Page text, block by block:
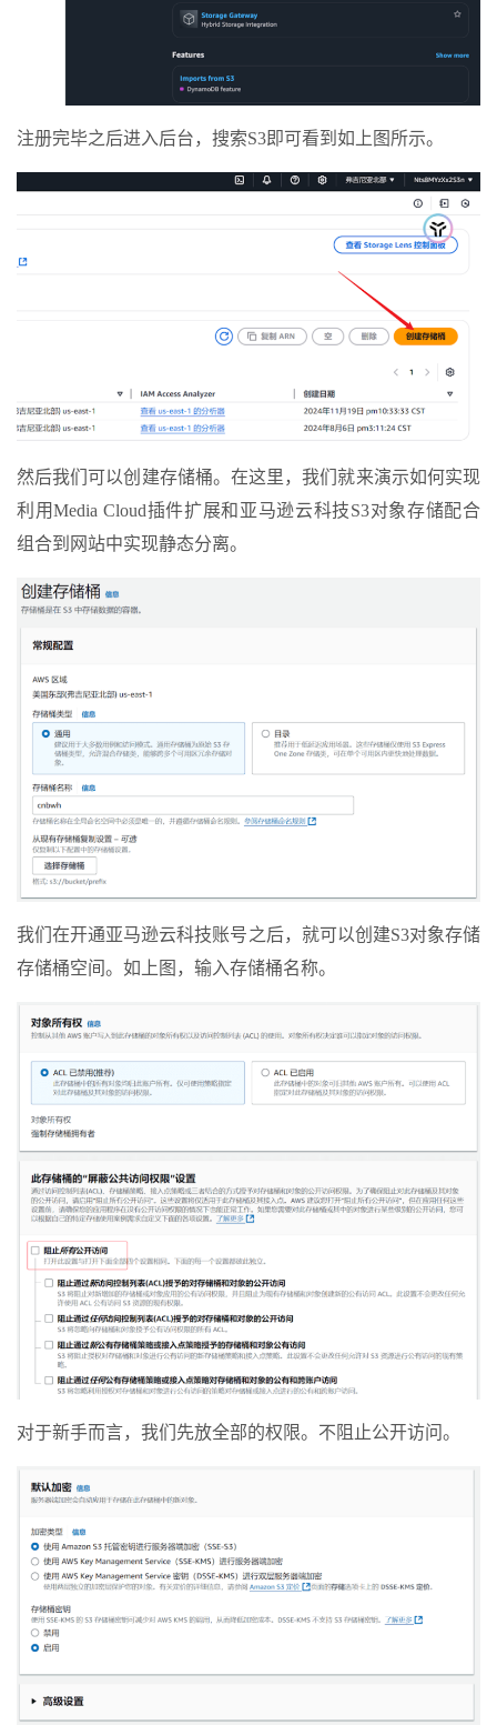
注册完毕之后进入后台，搜索S3即可看到如上图所示。
然后我们可以创建存储桶。在这里，我们就来演示如何实现
利用Media Cloud插件扩展和亚马逊云科技S3对象存储配合
组合到网站中实现静态分离。
我们在开通亚马逊云科技账号之后，就可以创建S3对象存储
存储桶空间。如上图，输入存储桶名称。
对于新手而言，我们先放全部的权限。不阻止公开访问。